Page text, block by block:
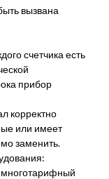
вызвана
счетчика есть
прибор
корректно
или имеет
заменить.
многотарифный